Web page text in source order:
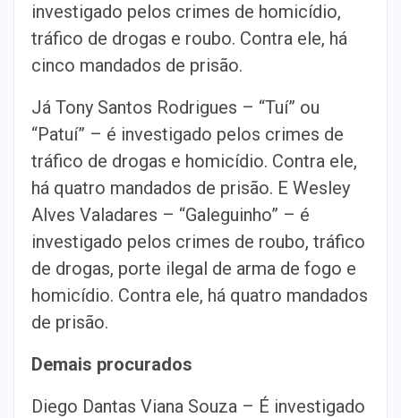
investigado pelos crimes de homicídio,
tráfico de drogas e roubo. Contra ele, há
cinco mandados de prisão.
Já Tony Santos Rodrigues – “Tuí” ou
“Patuí” – é investigado pelos crimes de
tráfico de drogas e homicídio. Contra ele,
há quatro mandados de prisão. E Wesley
Alves Valadares – “Galeguinho” – é
investigado pelos crimes de roubo, tráfico
de drogas, porte ilegal de arma de fogo e
homicídio. Contra ele, há quatro mandados
de prisão.
Demais procurados
Diego Dantas Viana Souza – É investigado